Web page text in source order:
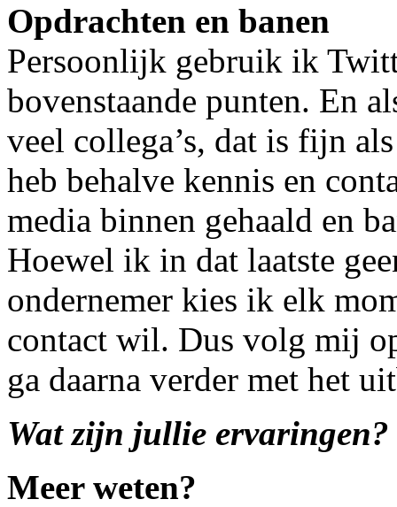
Opdrachten en banen
Persoonlijk gebruik ik
bovenstaande punten. En
veel collega’s, dat is fijn
heb behalve kennis en
media binnen gehaald en
Hoewel ik in dat laatste
ondernemer kies ik elk
contact wil. Dus volg mij
ga daarna verder met het
Wat zijn jullie ervaringen?
Meer weten?